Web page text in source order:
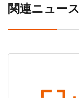
関連ニュース